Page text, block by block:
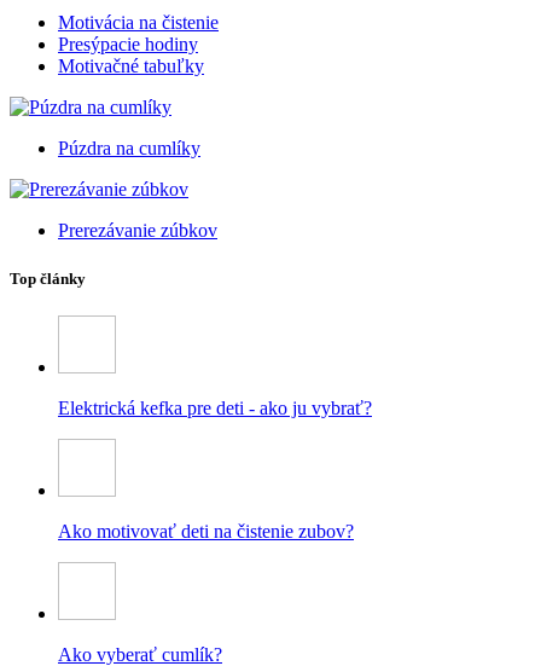
Motivácia na čistenie
Presýpacie hodiny
Motivačné tabuľky
Púzdra na cumlíky
Prerezávanie zúbkov
Top články
Elektrická kefka pre deti - ako ju vybrať?
Ako motivovať deti na čistenie zubov?
Ako vyberať cumlík?